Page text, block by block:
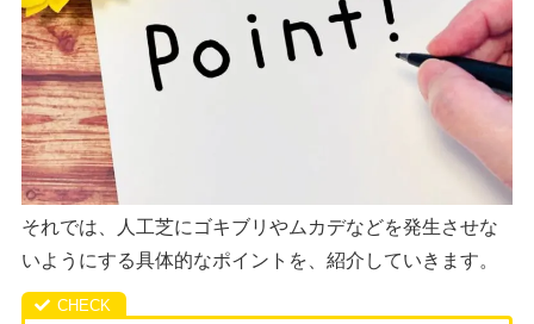
それでは、人工芝にゴキブリやムカデなどを発生させな
いようにする具体的なポイントを、紹介していきます。